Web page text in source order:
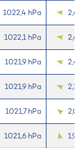
1022,4 hPa 2,6
1022,1 hPa 2,6
1021,9 hPa 2,4
1021,9 hPa 2,3
1021,7 hPa 2,0
1021,6 hPa 1,9